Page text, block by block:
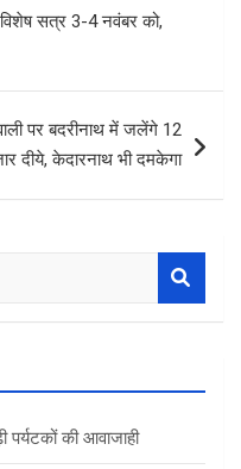
सत्र 3-4 नवंबर को,
पर बदरीनाथ में जलेंगे 12
दीये, केदारनाथ भी दमकेगा
की आवाजाही